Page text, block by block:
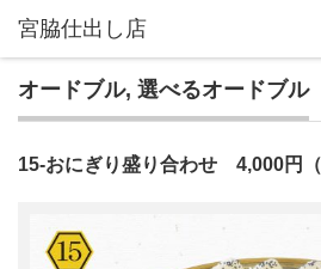
オードブル, 選べるオードブル
15-おにぎり盛り合わせ 4,000円（